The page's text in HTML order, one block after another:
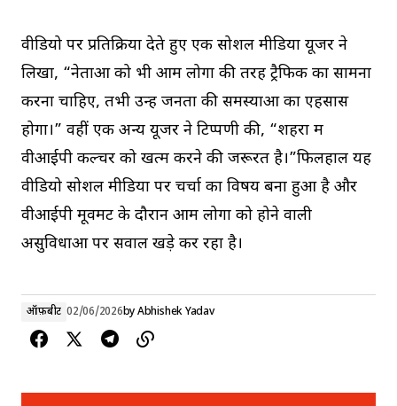
वीडियो पर प्रतिक्रिया देते हुए एक सोशल मीडिया यूजर ने
लिखा, “नेताओं को भी आम लोगों की तरह ट्रैफिक का सामना
करना चाहिए, तभी उन्हें जनता की समस्याओं का एहसास
होगा।” वहीं एक अन्य यूजर ने टिप्पणी की, “शहरों में
वीआईपी कल्चर को खत्म करने की जरूरत है।”फिलहाल यह
वीडियो सोशल मीडिया पर चर्चा का विषय बना हुआ है और
वीआईपी मूवमेंट के दौरान आम लोगों को होने वाली
असुविधाओं पर सवाल खड़े कर रहा है।
ऑफ़बीट 02/06/2026byAbhishek Yadav